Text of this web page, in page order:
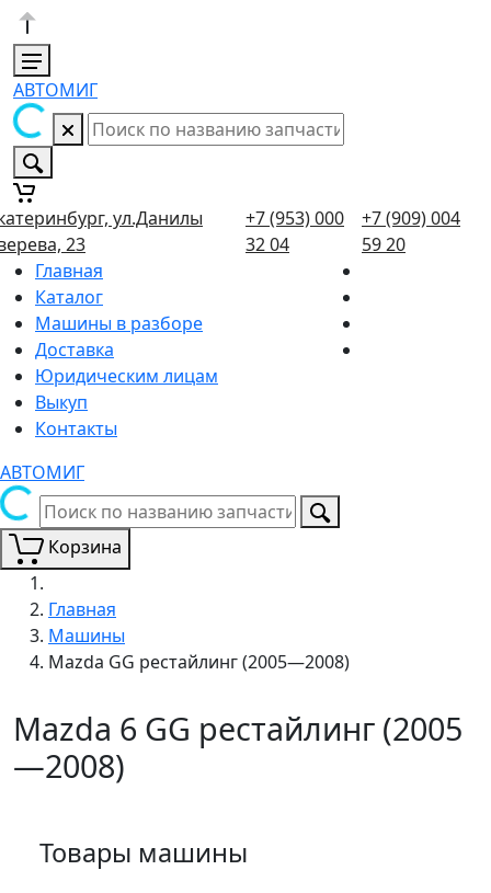
АВТОМИГ
ул.Данилы
23
+7 (953) 000
32 04
+7 (909) 004
59 20
Главная
Каталог
Машины в разборе
Доставка
Юридическим лицам
Выкуп
Контакты
АВТОМИГ
Корзина
Главная
Машины
Mazda GG рестайлинг (2005—2008)
Mazda 6 GG рестайлинг (2005
—2008)
Товары машины